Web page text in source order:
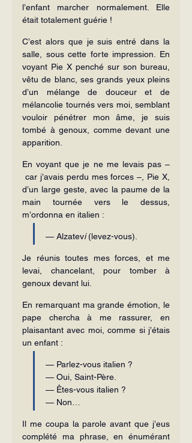
l’enfant marcher normalement. Elle
était totalement guérie !
C’est alors que je suis entré dans la
salle, sous cette forte impression. En
voyant Pie X penché sur son bureau,
vêtu de blanc, ses grands yeux pleins
d’un mélange de douceur et de
mélancolie tournés vers moi, semblant
vouloir pénétrer mon âme, je suis
tombé à genoux, comme devant une
apparition.
En voyant que je ne me levais pas –
car j’avais perdu mes forces –, Pie X,
d’un large geste, avec la paume de la
main tournée vers le dessus,
m’ordonna en italien :
— Alzatevi (levez-vous).
Je réunis toutes mes forces, et me
levai, chancelant, pour tomber à
genoux devant lui.
En remarquant ma grande émotion, le
pape chercha à me rassurer, en
plaisantant avec moi, comme si j’étais
un enfant :
— Parlez-vous italien ?
— Oui, Saint-Père.
— Êtes-vous italien ?
— Non…
Il me coupa la parole avant que j’eus
complété ma phrase, en énumérant